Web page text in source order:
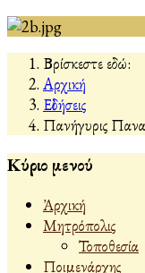
Βρίσκεστε εδώ:
Αρχική
Εἰδήσεις
Πανήγυρις
Κύριο μενού
Ἀρχική
Μητρόπολις
Τοποθεσία
Ποιμενάρχης